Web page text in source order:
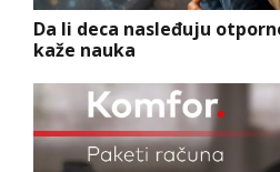
Da li deca nasleđuju
kaže nauka